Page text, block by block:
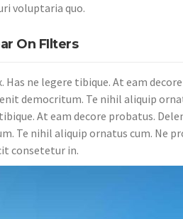
voluptaria quo.
On FIlters
ne legere tibique. At eam
democritum. Te nihil aliquip
At eam decore probatus.
Te nihil aliquip ornatus cum. Ne
consetetur in.